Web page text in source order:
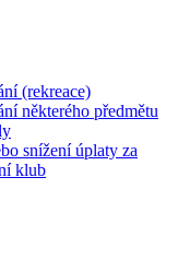
(rekreace)
některého předmětu
snížení úplaty za
klub